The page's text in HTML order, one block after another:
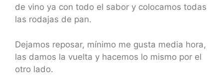
de vino ya con todo el sabor y colocamos todas
las rodajas de pan.
Dejamos reposar, mínimo me gusta media hora,
las damos la vuelta y hacemos lo mismo por el
otro lado.